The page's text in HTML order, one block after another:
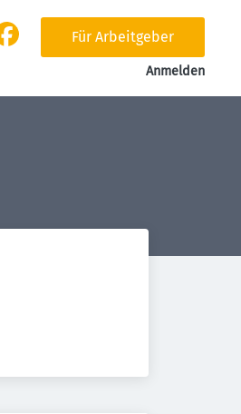
Für Arbeitgeber
Anmelden